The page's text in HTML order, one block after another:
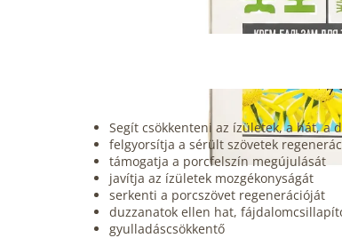
Segít csökkenteni az ízületek, a hát, a
felgyorsítja a sérült szövetek
támogatja a porcfelszín megújulását
javítja az ízületek mozgékonyságát
serkenti a porcszövet regenerációját
duzzanatok ellen hat,
gyulladáscsökkentő